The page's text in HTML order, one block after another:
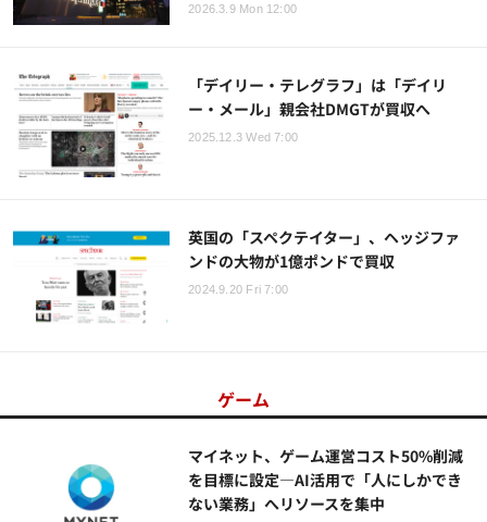
2026.3.9 Mon 12:00
「デイリー・テレグラフ」は「デイリ
ー・メール」親会社DMGTが買収へ
2025.12.3 Wed 7:00
英国の「スペクテイター」、ヘッジファ
ンドの大物が1億ポンドで買収
2024.9.20 Fri 7:00
ゲーム
マイネット、ゲーム運営コスト50%削減
を目標に設定—AI活用で「人にしかでき
ない業務」へリソースを集中